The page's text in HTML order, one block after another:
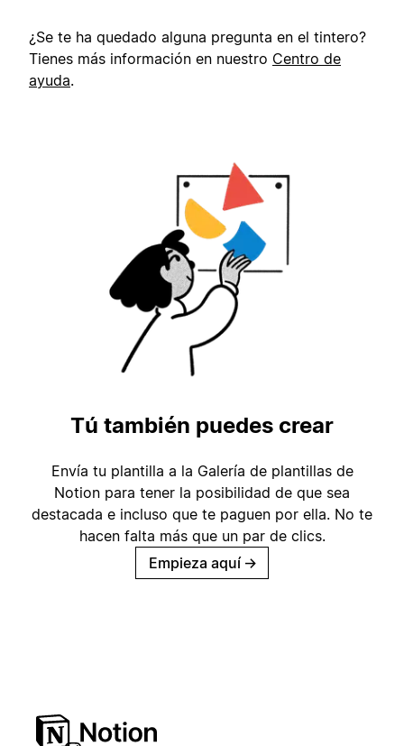
¿Se te ha quedado alguna pregunta en el tintero?
Tienes más información en nuestro Centro de
ayuda.
Tú también puedes crear
Envía tu plantilla a la Galería de plantillas de
Notion para tener la posibilidad de que sea
destacada e incluso que te paguen por ella. No te
hacen falta más que un par de clics.
Empieza aquí →